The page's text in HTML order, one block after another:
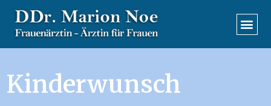
Kinderwunsch